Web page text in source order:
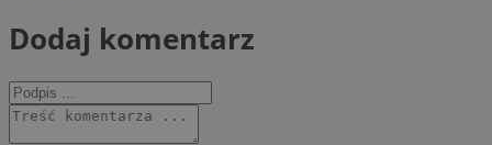
Dodaj komentarz